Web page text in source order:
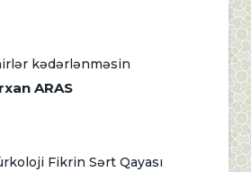
kədərlənməsin
ARAS
Fikrin Sərt Qayası